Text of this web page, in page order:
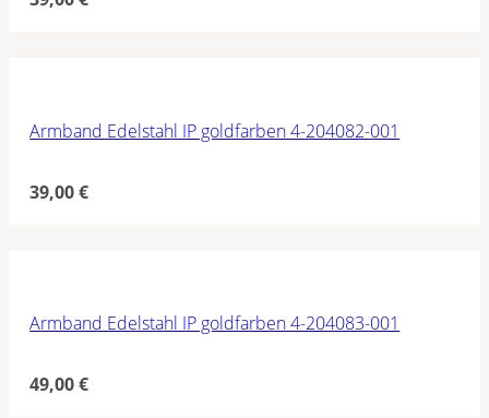
Armband Edelstahl IP goldfarben 4-204082-001
39,00€
Armband Edelstahl IP goldfarben 4-204083-001
49,00€